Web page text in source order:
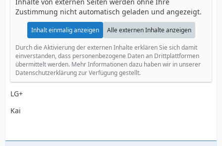
Zustimmung nicht automatisch geladen und angezeigt.
Inhalt einmalig anzeigen Alle externen Inhalte anzeigen
Durch die Aktivierung der externen Inhalte erklären Sie sich damit
einverstanden, dass personenbezogene Daten an Drittplattformen
übermittelt werden. Mehr Informationen dazu haben wir in unserer
Datenschutzerklärung zur Verfügung gestellt.
LG+
Kai